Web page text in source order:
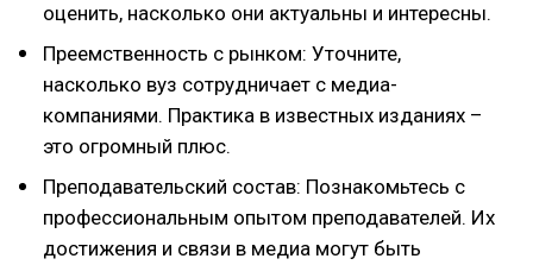
оценить, насколько они актуальны и интересны.
Преемственность с рынком: Уточните,
насколько вуз сотрудничает с медиа-
компаниями. Практика в известных изданиях –
это огромный плюс.
Преподавательский состав: Познакомьтесь с
профессиональным опытом преподавателей. Их
достижения и связи в медиа могут быть